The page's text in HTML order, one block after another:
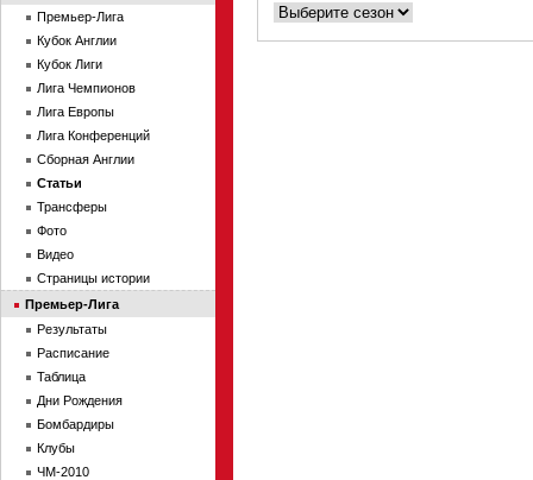
Премьер-Лига
Кубок Англии
Кубок Лиги
Лига Чемпионов
Лига Европы
Лига Конференций
Сборная Англии
Статьи
Трансферы
Фото
Видео
Страницы истории
Премьер-Лига
Результаты
Расписание
Таблица
Дни Рождения
Бомбардиры
Клубы
ЧМ-2010